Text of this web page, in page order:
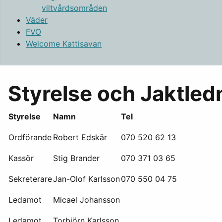
viltvårdsområden
Väder
FVO
Welcome Kattisavan
Styrelse och
Styrelse Namn Tel
Ordförande Robert Edskär 070 520 62 13
Kassör Stig Brander 070 371 03 65
SekreterareJan-Olof Karlsson070 550 04 75
Ledamot Micael Johansson